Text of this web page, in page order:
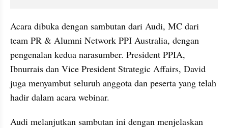
Acara dibuka dengan sambutan dari Audi, MC dari
team PR & Alumni Network PPI Australia, dengan
pengenalan kedua narasumber. President PPIA,
Ibnurrais dan Vice President Strategic Affairs, David
juga menyambut seluruh anggota dan peserta yang telah
hadir dalam acara webinar.
Audi melanjutkan sambutan ini dengan menjelaskan